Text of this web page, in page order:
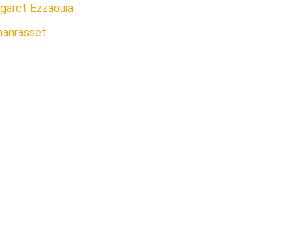
Ezzaouia